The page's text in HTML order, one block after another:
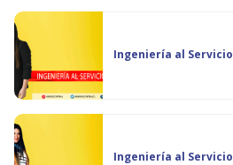
Ingeniería al
Ingeniería al